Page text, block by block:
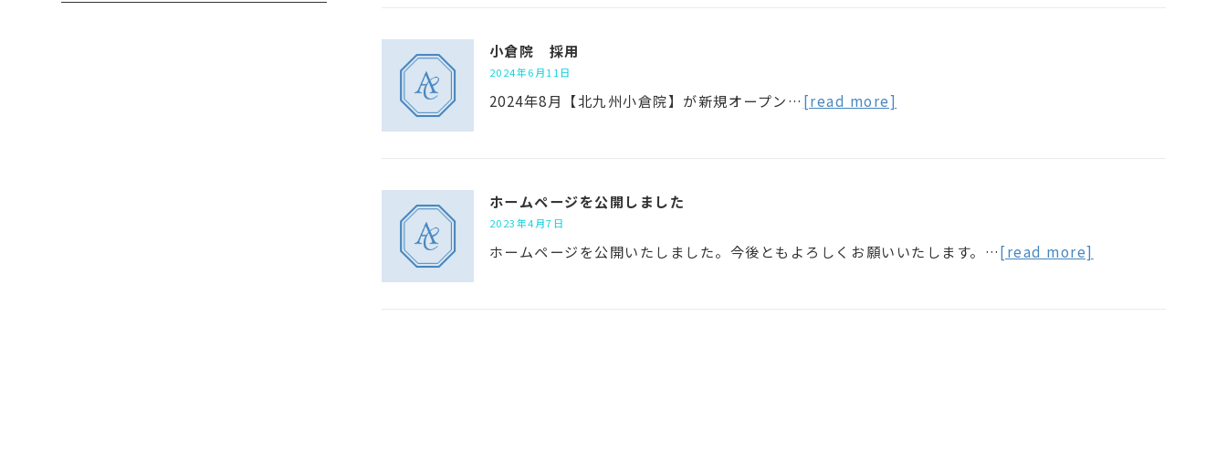
小倉院 採用
2024年6月11日
2024年8月【北九州小倉院】が新規オープン… [read more]
ホームページを公開しました
2023年4月7日
ホームページを公開いたしました。今後ともよろしくお願いいたします。…[read more]